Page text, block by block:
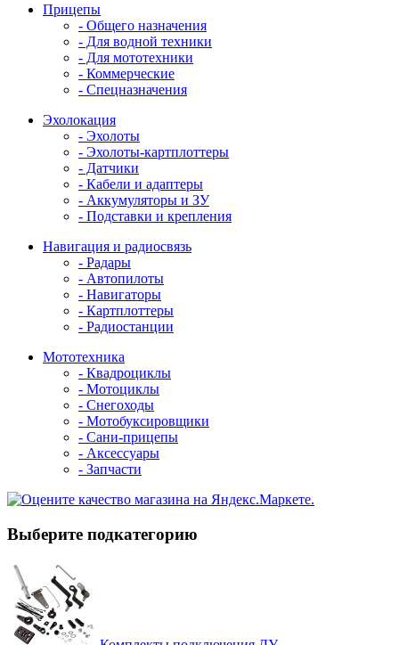
Прицепы
- Общего назначения
- Для водной техники
- Для мототехники
- Коммерческие
- Спецназначения
Эхолокация
- Эхолоты
- Эхолоты-картплоттеры
- Датчики
- Кабели и адаптеры
- Аккумуляторы и ЗУ
- Подставки и крепления
Навигация и радиосвязь
- Радары
- Автопилоты
- Навигаторы
- Картплоттеры
- Радиостанции
Мототехника
- Квадроциклы
- Мотоциклы
- Снегоходы
- Мотобуксировщики
- Сани-прицепы
- Аксессуары
- Запчасти
Выберите подкатегорию